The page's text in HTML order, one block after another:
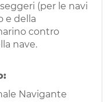
(per le navi
e della
contro
nave.
Navigante